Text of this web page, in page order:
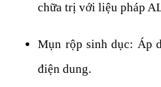
chữa trị với liệu pháp
Mụn rộp sinh dục: Áp
điện dung.